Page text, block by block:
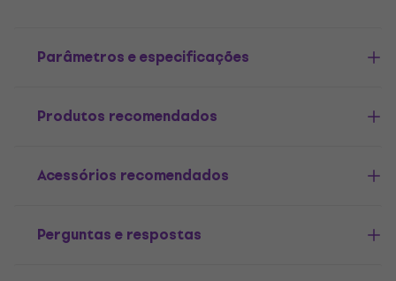
Parâmetros e especificações
Produtos recomendados
Acessórios recomendados
Perguntas e respostas